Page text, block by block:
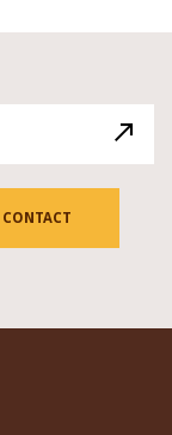
CONTACT